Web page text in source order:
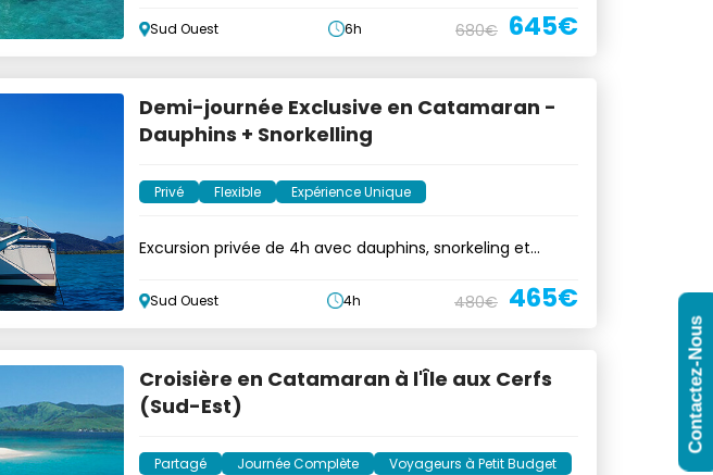
Sud Ouest 6h 680€ 645€
Demi-journée Exclusive en Catamaran -
Dauphins + Snorkelling
Privé Flexible Expérience Unique
Excursion privée de 4h avec dauphins, snorkeling et
Sud Ouest 4h 480€ 465€
Croisière en Catamaran à l'Île aux Cerfs
(Sud-Est)
Partagé Journée Complète Voyageurs à Petit Budget
Contactez-Nous